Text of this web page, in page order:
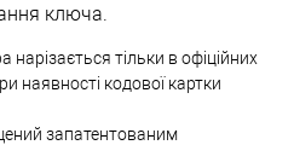
ключа.
нарізається тільки в офіційних
наявності кодової картки
запатентованим